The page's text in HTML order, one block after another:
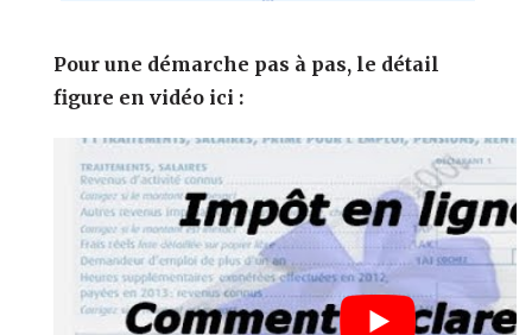
Pour une démarche pas à pas, le détail
figure en vidéo ici :